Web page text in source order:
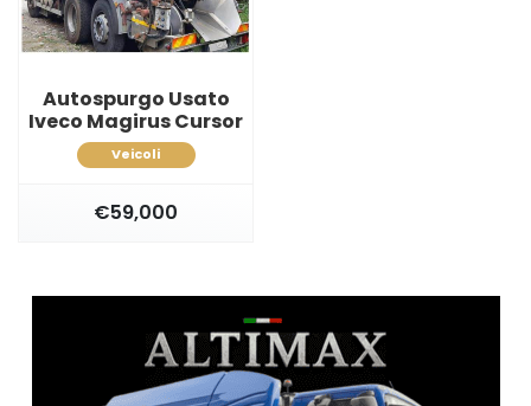
Autospurgo Usato
Iveco Magirus Cursor
Veicoli
€59,000